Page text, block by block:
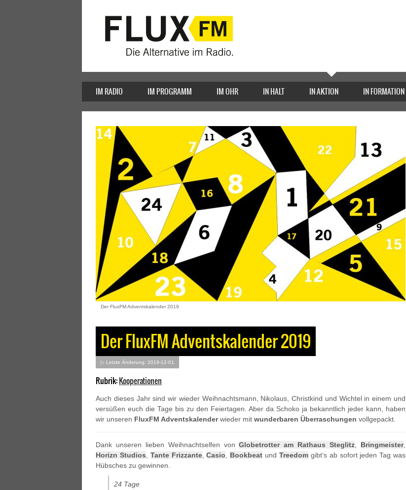
IM RADIO IM PROGRAMM IM OHR IN HALT IN AKTION IN FORMATION
Der FluxFM Adventskalender 2019
Der FluxFM Adventskalender 2019
▷ Letzte Änderung: 2019-12-01
Rubrik:Kooperationen
Auch dieses Jahr sind wir wieder Weihnachtsmann, Nikolaus, Christkind und Wichtel in einem und
versüßen euch die Tage bis zu den Feiertagen. Aber da Schoko ja bekanntlich jeder kann, haben
wir unseren FluxFM Adventskalenderwieder mit wunderbaren Überraschungen vollgepackt.
Dank unseren lieben Weihnachtselfen vonGlobetrotter am Rathaus Steglitz Bringmeister,
Horizn Studios
Tante Frizzante,Casio Bookbeat und Treedom gibt‘s ab sofort jeden Tag was
Hübsches zu gewinnen.
24 Tage